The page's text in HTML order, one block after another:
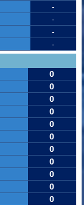
-
-
-
-
0
0
0
0
0
0
0
0
0
0
0